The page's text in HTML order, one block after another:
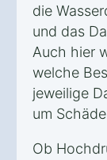
die
und das
Auch hier
welche
jeweilige
um
Ob